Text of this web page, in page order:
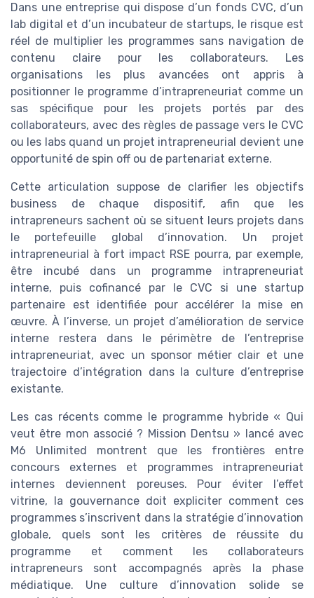
Dans une entreprise qui dispose d’un fonds CVC, d’un
lab digital et d’un incubateur de startups, le risque est
réel de multiplier les programmes sans navigation de
contenu claire pour les collaborateurs. Les
organisations les plus avancées ont appris à
positionner le programme d’intrapreneuriat comme un
sas spécifique pour les projets portés par des
collaborateurs, avec des règles de passage vers le CVC
ou les labs quand un projet intrapreneurial devient une
opportunité de spin off ou de partenariat externe.
Cette articulation suppose de clarifier les objectifs
business de chaque dispositif, afin que les
intrapreneurs sachent où se situent leurs projets dans
le portefeuille global d’innovation. Un projet
intrapreneurial à fort impact RSE pourra, par exemple,
être incubé dans un programme intrapreneuriat
interne, puis cofinancé par le CVC si une startup
partenaire est identifiée pour accélérer la mise en
œuvre. À l’inverse, un projet d’amélioration de service
interne restera dans le périmètre de l’entreprise
intrapreneuriat, avec un sponsor métier clair et une
trajectoire d’intégration dans la culture d’entreprise
existante.
Les cas récents comme le programme hybride « Qui
veut être mon associé ? Mission Dentsu » lancé avec
M6 Unlimited montrent que les frontières entre
concours externes et programmes intrapreneuriat
internes deviennent poreuses. Pour éviter l’effet
vitrine, la gouvernance doit expliciter comment ces
programmes s’inscrivent dans la stratégie d’innovation
globale, quels sont les critères de réussite du
programme et comment les collaborateurs
intrapreneurs sont accompagnés après la phase
médiatique. Une culture d’innovation solide se